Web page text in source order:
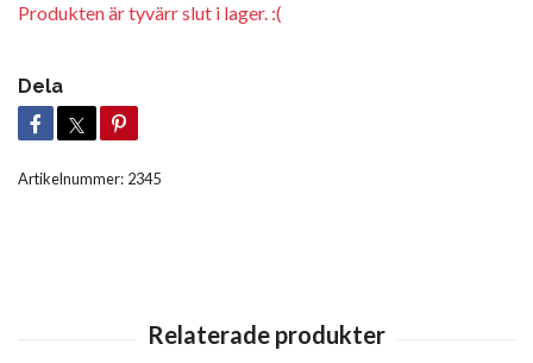
Produkten är tyvärr slut i lager. :(
Dela
Artikelnummer: 2345